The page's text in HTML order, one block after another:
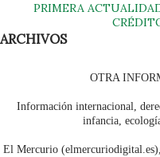
PRIMERA
ARCHIVOS
OTRA
Información internacional,
infancia,
El Mercurio